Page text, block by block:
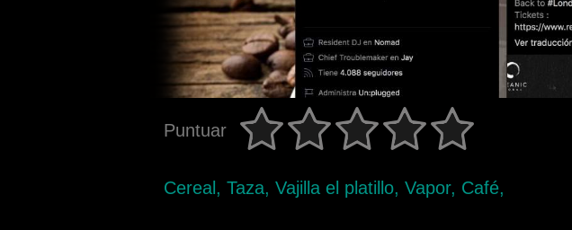
Puntuar
Cereal, Taza, Vajilla el platillo, Vapor, Café,